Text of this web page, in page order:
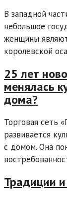
В западной
небольшое
женщины
королевской
25 лет
менялась
дома?
Торговая сеть
развивается
с домом. Она
Традиции